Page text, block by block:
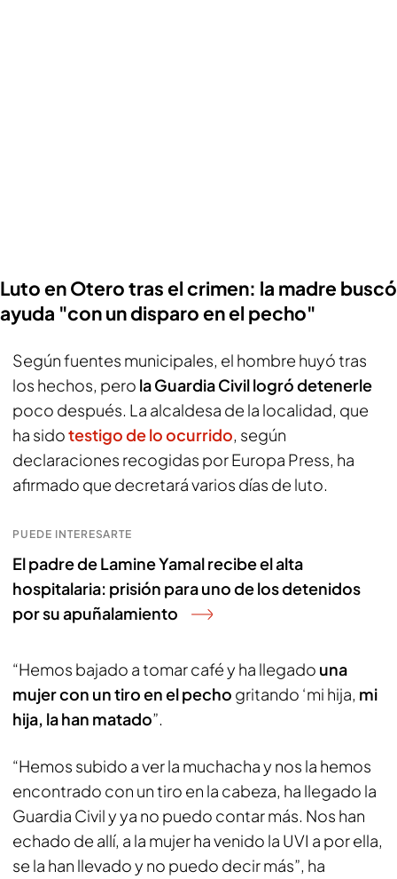
Luto en Otero tras el crimen: la madre buscó
ayuda "con un disparo en el pecho"
Según fuentes municipales, el hombre huyó tras
los hechos, pero la Guardia Civil logró detenerle
poco después. La alcaldesa de la localidad, que
ha sidotestigo de lo ocurrido, según
declaraciones recogidas por Europa Press, ha
afirmado que decretará varios días de luto.
PUEDE INTERESARTE
El padre de Lamine Yamal recibe el alta
hospitalaria: prisión para uno de los detenidos
por su apuñalamiento
“Hemos bajado a tomar café y ha llegado una
mujer con un tiro en el pecho gritando ‘mi hija, mi
hija, la han matado”.
“Hemos subido a ver la muchacha y nos la hemos
encontrado con un tiro en la cabeza, ha llegado la
Guardia Civil y ya no puedo contar más. Nos han
echado de allí, a la mujer ha venido la UVI a por ella,
se la han llevado y no puedo decir más”, ha